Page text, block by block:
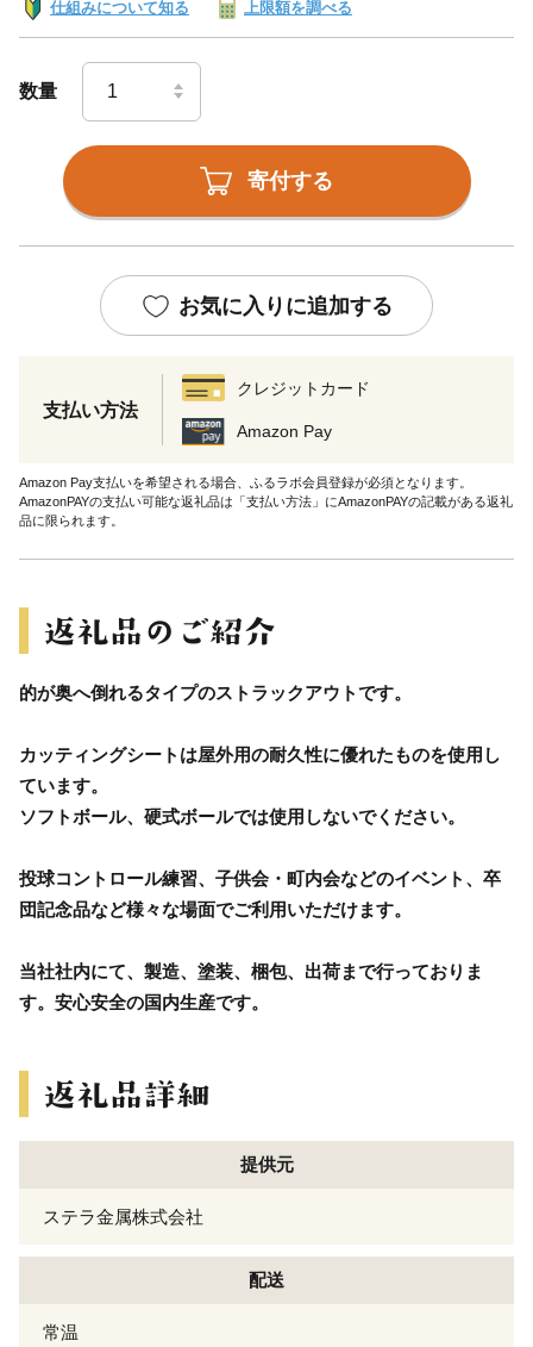
仕組みについて知る 上限額を調べる
数量
寄付する
お気に入りに追加する
支払い方法
クレジットカード
Amazon Pay
Amazon Pay支払いを希望される場合、ふるラボ会員登録が必須となります。
AmazonPAYの支払い可能な返礼品は「支払い方法」にAmazonPAYの記載がある返礼
品に限られます。
的が奥へ倒れるタイプのストラックアウトです。
カッティングシートは屋外用の耐久性に優れたものを使用し
ています。
ソフトボール、硬式ボールでは使用しないでください。
投球コントロール練習、子供会・町内会などのイベント、卒
団記念品など様々な場面でご利用いただけます。
当社社内にて、製造、塗装、梱包、出荷まで行っておりま
す。安心安全の国内生産です。
提供元
ステラ金属株式会社
配送
常温